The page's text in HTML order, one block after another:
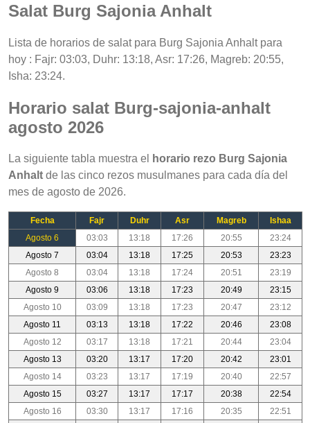
Salat Burg Sajonia Anhalt
Lista de horarios de salat para Burg Sajonia Anhalt para
hoy : Fajr: 03:03, Duhr: 13:18, Asr: 17:26, Magreb: 20:55,
Isha: 23:24.
Horario salat Burg-sajonia-anhalt
agosto 2026
La siguiente tabla muestra el
horario rezo Burg Sajonia
Anhalt de las cinco rezos musulmanes para cada día del
mes de agosto de 2026.
Fecha Fajr Duhr Asr Magreb
Ishaa
Agosto 6
03:03 13:18 17:26 20:55
23:24
Agosto 7
03:04 13:18 17:25 20:53
23:23
Agosto 8
03:04 13:18 17:24 20:51
23:19
Agosto 9
03:06 13:18 17:23 20:49
23:15
Agosto 10
03:09 13:18 17:23 20:47
23:12
Agosto 11
03:13 13:18 17:22 20:46
23:08
Agosto 12
03:17 13:18 17:21 20:44
23:04
Agosto 13
03:20 13:17 17:20 20:42
23:01
Agosto 14
03:23 13:17 17:19 20:40
22:57
Agosto 15
03:27 13:17 17:17 20:38
22:54
Agosto 16
03:30 13:17 17:16 20:35
22:51